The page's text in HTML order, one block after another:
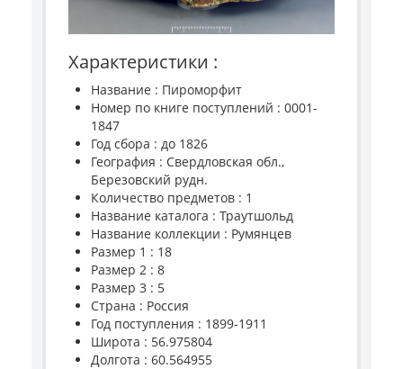
Характеристики :
Название : Пироморфит
Номер по книге поступлений : 0001-
1847
Год сбора : до 1826
География : Свердловская обл.,
Березовский рудн.
Количество предметов : 1
Название каталога : Траутшольд
Название коллекции : Румянцев
Размер 1 : 18
Размер 2 : 8
Размер 3 : 5
Страна : Россия
Год поступления : 1899-1911
Широта : 56.975804
Долгота : 60.564955